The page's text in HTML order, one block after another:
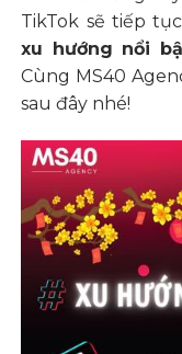
TikTok sẽ tiếp
xu hướng nổi
Cùng MS40
sau đây nhé!